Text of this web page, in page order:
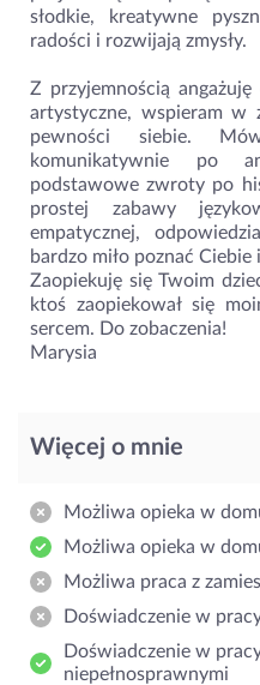
słodkie, kreatywne
radości i rozwijają zmysły.
Z przyjemnością
artystyczne, wspieram w
pewności siebie.
komunikatywnie po
podstawowe zwroty po
prostej zabawy
empatycznej,
bardzo miło poznać Ciebie
Zaopiekuję się Twoim
ktoś zaopiekował się
sercem. Do zobaczenia!
Marysia
Więcej o mnie
Możliwa opieka w
Możliwa opieka w
Możliwa praca z
Doświadczenie w
Doświadczenie w
niepełnosprawnymi